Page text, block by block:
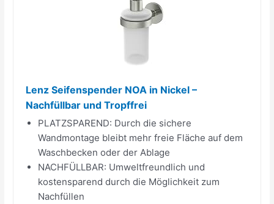
Lenz Seifenspender NOA in Nickel –
Nachfüllbar und Tropffrei
PLATZSPAREND: Durch die sichere
Wandmontage bleibt mehr freie Fläche auf dem
Waschbecken oder der Ablage
NACHFÜLLBAR: Umweltfreundlich und
kostensparend durch die Möglichkeit zum
Nachfüllen